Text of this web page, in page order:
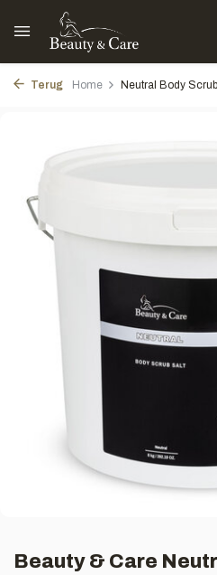
Terug Home Neutral Body
Beauty & Care